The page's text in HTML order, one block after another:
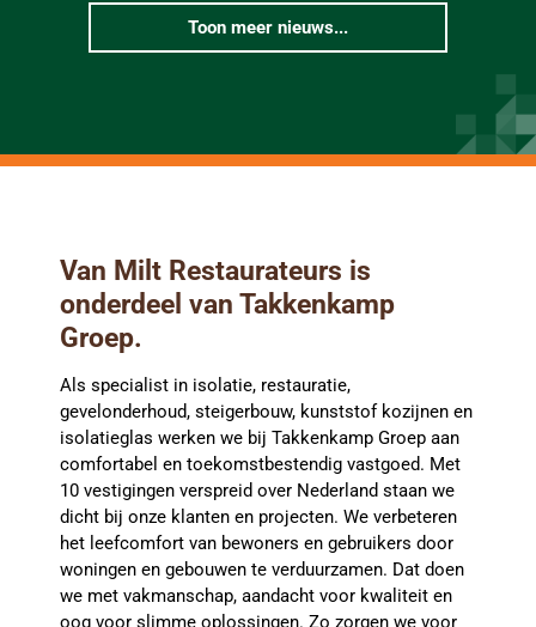
Toon meer nieuws...
Van Milt Restaurateurs is
onderdeel van Takkenkamp
Groep.
Als specialist in isolatie, restauratie,
gevelonderhoud, steigerbouw, kunststof kozijnen en
isolatieglas werken we bij Takkenkamp Groep aan
comfortabel en toekomstbestendig vastgoed. Met
10 vestigingen verspreid over Nederland staan we
dicht bij onze klanten en projecten. We verbeteren
het leefcomfort van bewoners en gebruikers door
woningen en gebouwen te verduurzamen. Dat doen
we met vakmanschap, aandacht voor kwaliteit en
oog voor slimme oplossingen. Zo zorgen we voor